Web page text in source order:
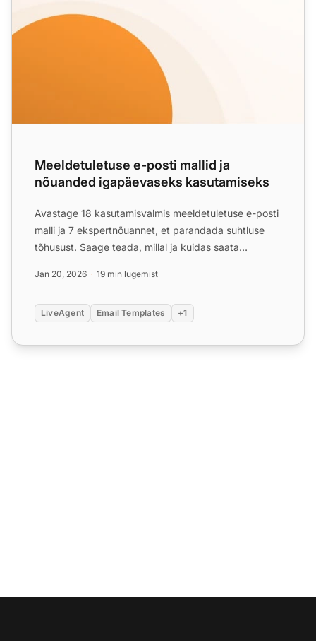
Meeldetuletuse e-posti mallid ja
nõuanded igapäevaseks kasutamiseks
Avastage 18 kasutamisvalmis meeldetuletuse e-posti
malli ja 7 ekspertnõuannet, et parandada suhtluse
tõhusust. Saage teada, millal ja kuidas saata
Jan 20, 2026 19 min lugemist
LiveAgent Email Templates +1